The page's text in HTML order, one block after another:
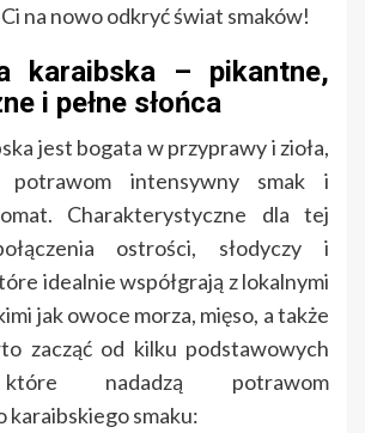
na nowo odkryć świat smaków!
karaibska – pikantne,
i pełne słońca
jest bogata w przyprawy i zioła,
potrawom intensywny smak i
Charakterystyczne dla tej
ostrości, słodyczy i
idealnie współgrają z lokalnymi
jak owoce morza, mięso, a także
zacząć od kilku podstawowych
nadadzą potrawom
smaku: